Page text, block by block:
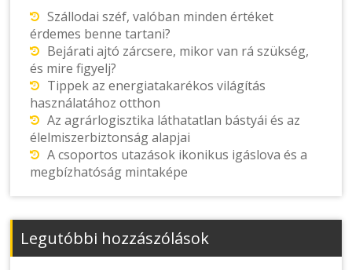
Szállodai széf, valóban minden értéket
érdemes benne tartani?
Bejárati ajtó zárcsere, mikor van rá szükség,
és mire figyelj?
Tippek az energiatakarékos világítás
használatához otthon
Az agrárlogisztika láthatatlan bástyái és az
élelmiszerbiztonság alapjai
A csoportos utazások ikonikus igáslova és a
megbízhatóság mintaképe
Legutóbbi hozzászólások